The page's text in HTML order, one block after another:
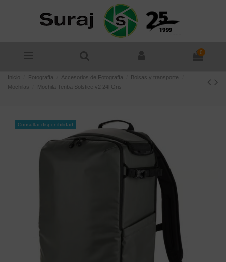
0
Inicio Fotografía Accesorios de Fotografía
Bolsas y transporte
Mochilas
Mochila Tenba Solstice v2 24l Gris
Consultar disponibilidad